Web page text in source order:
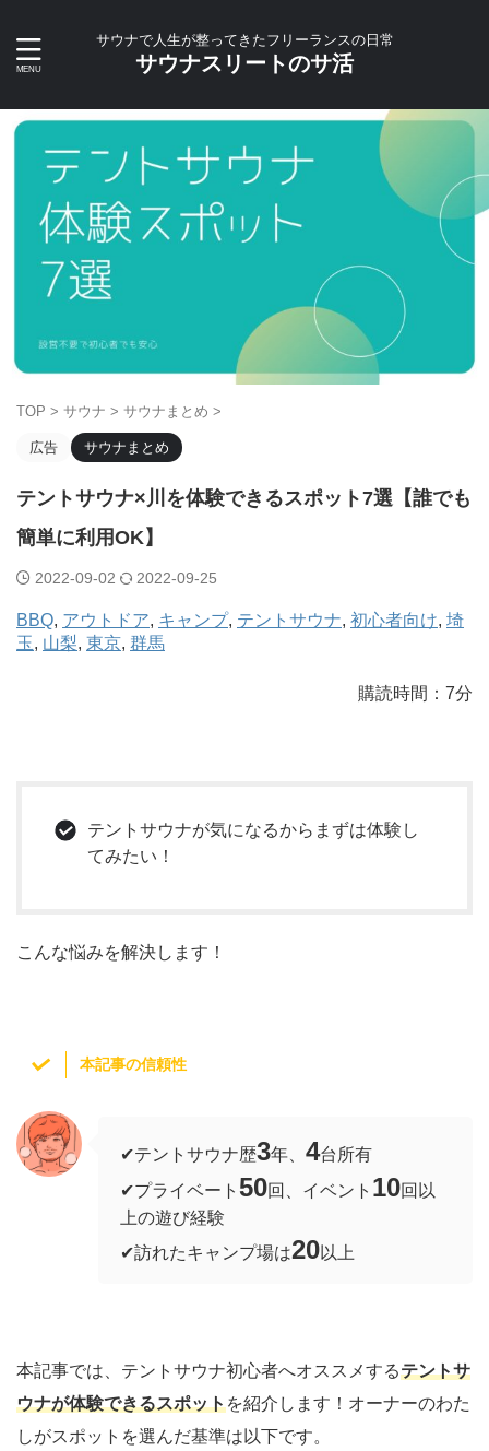
サウナで人生が整ってきたフリーランスの日常
サウナスリートのサ活
TOP > サウナ > サウナまとめ >
広告 サウナまとめ
テントサウナ×川を体験できるスポット7選【誰でも
簡単に利用OK】
2022-09-02 2022-09-25
BBQ, アウトドア, キャンプ, テントサウナ, 初心者向け, 埼
玉, 山梨, 東京, 群馬
購読時間：7分
テントサウナが気になるからまずは体験し
てみたい！
こんな悩みを解決します！
本記事の信頼性
✔︎テントサウナ歴3年、 4台所有
✔︎プライベート 50回、イベント 10回以
上の遊び経験
✔︎訪れたキャンプ場は20以上
本記事では、テントサウナ初心者へオススメするテントサ
ウナが体験できるスポットを紹介します！オーナーのわた
しがスポットを選んだ基準は以下です。